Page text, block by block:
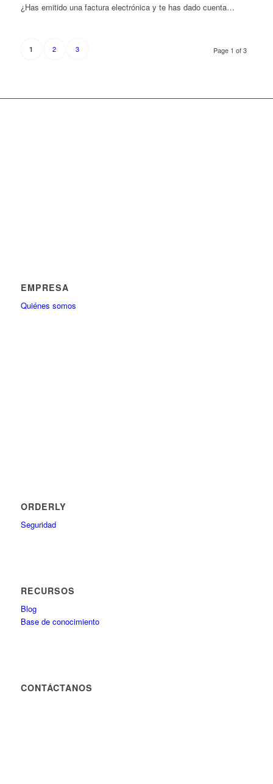
¿Has emitido una factura electrónica y te has dado cuenta…
Page 1 of 3
1 2 3
EMPRESA
Quiénes somos
ORDERLY
Seguridad
RECURSOS
Blog
Base de conocimiento
CONTÁCTANOS